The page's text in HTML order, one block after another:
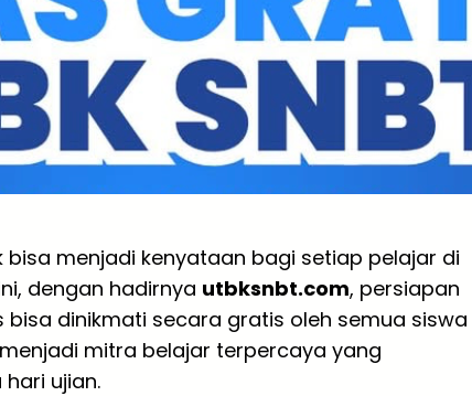
bisa menjadi kenyataan bagi setiap pelajar di
dengan hadirnya utbksnbt.com, persiapan
bisa dinikmati secara gratis oleh semua siswa
mitra belajar terpercaya yang
ujian.